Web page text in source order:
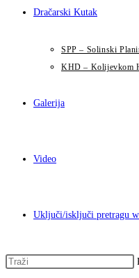
Dračarski Kutak
SPP – Solinski
KHD – Kolijevkom
Galerija
Video
Uključi/isključi pretragu